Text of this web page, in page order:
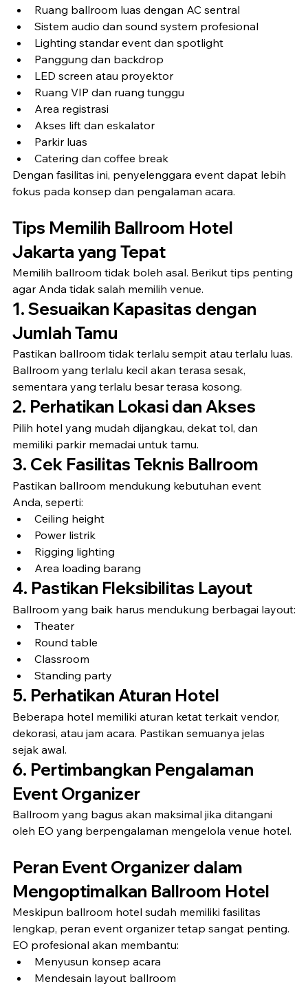
Ruang ballroom luas dengan AC sentral
Sistem audio dan sound system profesional
Lighting standar event dan spotlight
Panggung dan backdrop
LED screen atau proyektor
Ruang VIP dan ruang tunggu
Area registrasi
Akses lift dan eskalator
Parkir luas
Catering dan coffee break
Dengan fasilitas ini, penyelenggara event dapat lebih
fokus pada konsep dan pengalaman acara.
Tips Memilih Ballroom Hotel
Jakarta yang Tepat
Memilih ballroom tidak boleh asal. Berikut tips penting
agar Anda tidak salah memilih venue.
1. Sesuaikan Kapasitas dengan
Jumlah Tamu
Pastikan ballroom tidak terlalu sempit atau terlalu luas.
Ballroom yang terlalu kecil akan terasa sesak,
sementara yang terlalu besar terasa kosong.
2. Perhatikan Lokasi dan Akses
Pilih hotel yang mudah dijangkau, dekat tol, dan
memiliki parkir memadai untuk tamu.
3. Cek Fasilitas Teknis Ballroom
Pastikan ballroom mendukung kebutuhan event
Anda, seperti:
Ceiling height
Power listrik
Rigging lighting
Area loading barang
4. Pastikan Fleksibilitas Layout
Ballroom yang baik harus mendukung berbagai layout:
Theater
Round table
Classroom
Standing party
5. Perhatikan Aturan Hotel
Beberapa hotel memiliki aturan ketat terkait vendor,
dekorasi, atau jam acara. Pastikan semuanya jelas
sejak awal.
6. Pertimbangkan Pengalaman
Event Organizer
Ballroom yang bagus akan maksimal jika ditangani
oleh EO yang berpengalaman mengelola venue hotel.
Peran Event Organizer dalam
Mengoptimalkan Ballroom Hotel
Meskipun ballroom hotel sudah memiliki fasilitas
lengkap, peran event organizer tetap sangat penting.
EO profesional akan membantu:
Menyusun konsep acara
Mendesain layout ballroom